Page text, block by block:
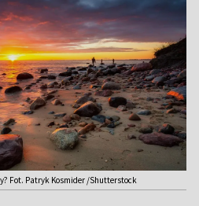
Fot. Patryk Kosmider /Shutterstock